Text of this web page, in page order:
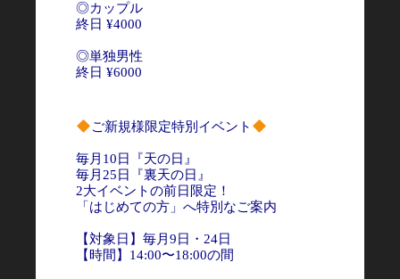
◎カップル
終日 ¥4000
◎単独男性
終日 ¥6000
ご新規様限定特別イベント
毎月10日『天の日』
毎月25日『裏天の日』
2大イベントの前日限定！
「はじめての方」へ特別なご案内
【対象日】毎月9日・24日
【時間】14:00〜18:00の間